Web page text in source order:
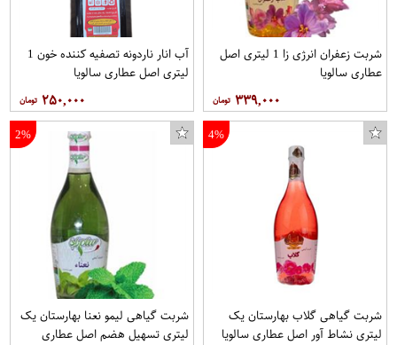
شربت زعفران انرژی زا 1 لیتری اصل
عطاری سالویا
۳۳۹,۰۰۰
آب انار ناردونه تصفیه کننده خون 1
لیتری اصل عطاری سالویا
۲۵۰,۰۰۰
4%
شربت گیاهی گلاب بهارستان یک
لیتری نشاط آور اصل عطاری سالویا
2%
شربت گیاهی لیمو نعنا بهارستان یک
لیتری تسهیل هضم اصل عطاری